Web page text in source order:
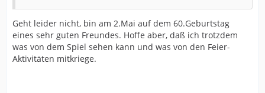
Geht leider nicht, bin am 2.Mai auf dem 60.Geburtstag
eines sehr guten Freundes. Hoffe aber, daß ich trotzdem
was von dem Spiel sehen kann und was von den Feier-
Aktivitäten mitkriege.